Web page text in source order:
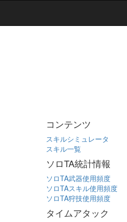
コンテンツ
スキルシミュレータ
スキル一覧
ソロTA統計情報
ソロTA武器使用頻度
ソロTAスキル使用頻度
ソロTA狩技使用頻度
タイムアタック